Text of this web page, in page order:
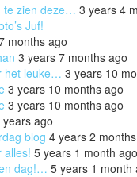
te zien deze… 3 years 4
Juf!
months ago
3 years 7 months ago
het leuke… 3 years 10
3 years 10 months ago
3 years 10 months ago
years ago
blog 4 years 2
alles! 5 years 1 month ago
dag!… 5 years 1 month